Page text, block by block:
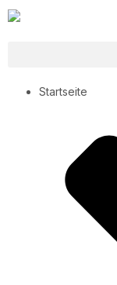
Startseite